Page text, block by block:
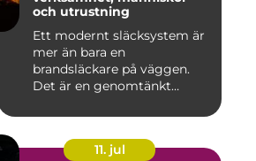
och utrustning
Ett modernt släcksystem är
mer än bara en
brandsläckare på väggen.
Det är en genomtänkt
11. jul